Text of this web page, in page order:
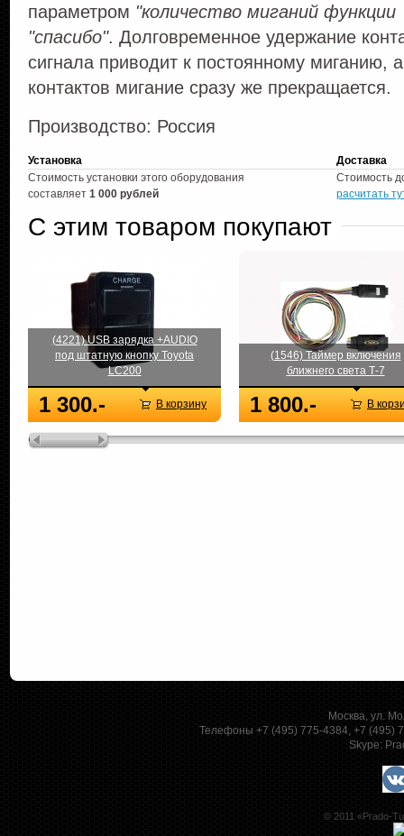
параметром "количество миганий функции
"спасибо". Долговременное удержание
сигнала приводит к постоянному миганию,
контактов мигание сразу же прекращается.
Производство: Россия
Установка
Доставка
Стоимость установки этого оборудования
составляет 1 000 рублей
Стоимость
расчитать
С этим товаром покупают
(4221) USB зарядка +AUDIO
под штатную кнопку Toyota
LC200
1 300.- В корзину
(1546) Таймер включения
ближнего света Т-7
1 800.- В
Москва, ул.
Телефоны +7 (495) 775-4384, +7 (495)
Skype:
© 2011 «Prado-